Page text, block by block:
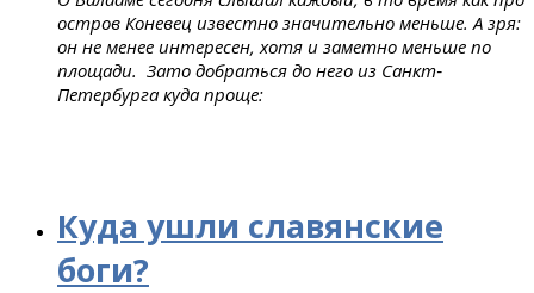
остров Коневец известно значительно меньше. А зря:
он не менее интересен, хотя и заметно меньше по
площади. Зато добраться до него из Санкт‑
Петербурга куда проще:
Куда ушли славянские
боги?